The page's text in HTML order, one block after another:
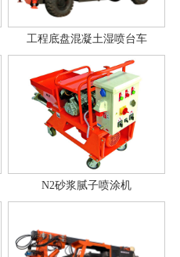
工程底盘混凝土湿喷台车
N2砂浆腻子喷涂机